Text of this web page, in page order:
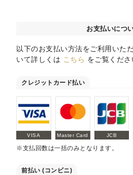
お支払いにつ
以下のお支払い方法をご利用いた
いて詳しくは こちら をご覧くださ
クレジットカード払い
VISA Master Card JCB
※支払回数は一括のみとなります。
前払い (コンビニ)